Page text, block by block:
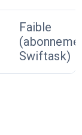
Faible
Swiftask)